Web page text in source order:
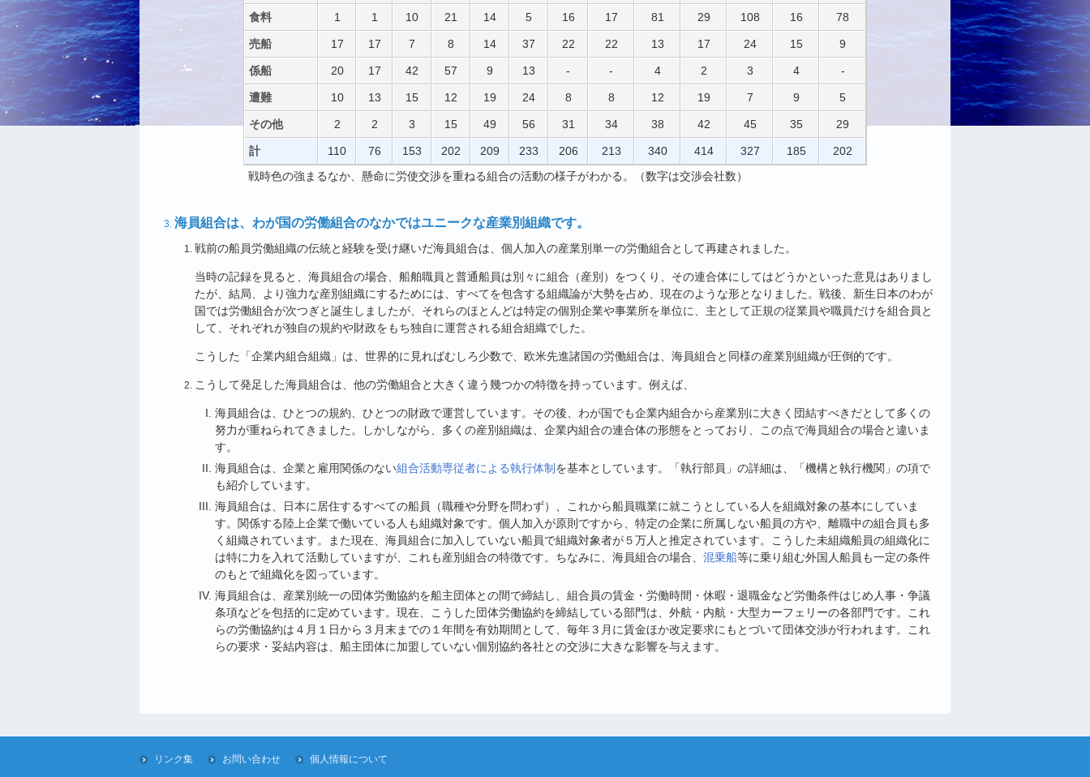
食料 1 1 10 21 14 5 16 17 81 29 108 16 78
売船 17 17 7 8 14 37 22 22 13 17 24 15 9
係船 20 17 42 57 9 13 - - 4 2 3 4 -
遭難 10 13 15 12 19 24 8 8 12 19 7 9 5
その他 2 2 3 15 49 56 31 34 38 42 45 35 29
計 110 76 153 202 209 233 206 213 340 414 327 185
202
戦時色の強まるなか、懸命に労使交渉を重ねる組合の活動の様子がわかる。（数字は交渉会社数）
海員組合は、わが国の労働組合のなかではユニークな産業別組織です。
戦前の船員労働組織の伝統と経験を受け継いだ海員組合は、個人加入の産業別単一の労働組合として再建されました。
当時の記録を見ると、海員組合の場合、船舶職員と普通船員は別々に組合（産別）をつくり、その連合体にしてはどうかといった意見はありまし
たが、結局、より強力な産別組織にするためには、すべてを包含する組織論が大勢を占め、現在のような形となりました。戦後、新生日本のわが
国では労働組合が次つぎと誕生しましたが、それらのほとんどは特定の個別企業や事業所を単位に、主として正規の従業員や職員だけを組合員と
して、それぞれが独自の規約や財政をもち独自に運営される組合組織でした。
こうした「企業内組合組織」は、世界的に見ればむしろ少数で、欧米先進諸国の労働組合は、海員組合と同様の産業別組織が圧倒的です。
こうして発足した海員組合は、他の労働組合と大きく違う幾つかの特徴を持っています。例えば、
海員組合は、ひとつの規約、ひとつの財政で運営しています。その後、わが国でも企業内組合から産業別に大きく団結すべきだとして多くの
努力が重ねられてきました。しかしながら、多くの産別組織は、企業内組合の連合体の形態をとっており、この点で海員組合の場合と違いま
す。
海員組合は、企業と雇用関係のない組合活動専従者による執行体制 を基本としています。「執行部員」の詳細は、「機構と執行機関」の項で
も紹介しています。
海員組合は、日本に居住するすべての船員（職種や分野を問わず）、これから船員職業に就こうとしている人を組織対象の基本にしていま
す。関係する陸上企業で働いている人も組織対象です。個人加入が原則ですから、特定の企業に所属しない船員の方や、離職中の組合員も多
く組織されています。また現在、海員組合に加入していない船員で組織対象者が５万人と推定されています。こうした未組織船員の組織化に
は特に力を入れて活動していますが、これも産別組合の特徴です。ちなみに、海員組合の場合、 混乗船等に乗り組む外国人船員も一定の条件
のもとで組織化を図っています。
海員組合は、産業別統一の団体労働協約を船主団体との間で締結し、組合員の賃金・労働時間・休暇・退職金など労働条件はじめ人事・争議
条項などを包括的に定めています。現在、こうした団体労働協約を締結している部門は、外航・内航・大型カーフェリーの各部門です。これ
らの労働協約は４月１日から３月末までの１年間を有効期間として、毎年３月に賃金ほか改定要求にもとづいて団体交渉が行われます。これ
らの要求・妥結内容は、船主団体に加盟していない個別協約各社との交渉に大きな影響を与えます。
リンク集 お問い合わせ 個人情報について